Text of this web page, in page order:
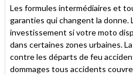
Les formules intermédiaires et
garanties qui changent la donne.
investissement si votre moto
dans certaines zones urbaines.
contre les départs de feu
dommages tous accidents